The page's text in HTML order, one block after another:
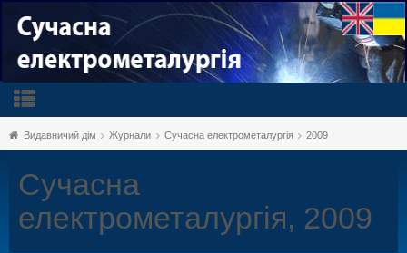
Видавничий дім Журнали Сучасна електрометалургія 2009
Сучасна
електрометалургія, 2009